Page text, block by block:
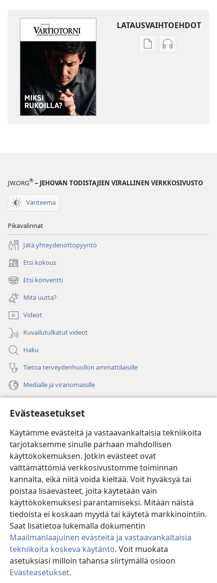
Evästeasetukset
Käytämme evästeitä ja vastaavankaltaisia tekniikoita
tarjotaksemme sinulle parhaan mahdollisen
käyttökokemuksen. Jotkin evästeet ovat
välttämättömiä verkkosivustomme toiminnan
kannalta, eikä niitä voida kieltää. Voit hyväksyä tai
poistaa lisäevästeet, joita käytetään vain
käyttökokemuksesi parantamiseksi. Mitään näistä
tiedoista ei koskaan myydä tai käytetä markkinointiin.
Saat lisätietoa lukemalla dokumentin
Maailmanlaajuinen evästeitä ja vastaavankaltaisia
tekniikoita koskeva käytäntö. Voit muokata
asetuksiasi milloin tahansa siirtymällä osioon
Evästeasetukset.
LATAUSVAIHTOEHDOT
JulkaisujenÄänitteiden
JW.ORG® – JEHOVAN TODISTAJIEN VIRALLINEN VERKKOSIVUSTO
Väriteema
Pikavalinnat
Jätä yhteydenottopyyntö
Etsi kokous
(avaa
uuden
ikkunan)
Etsi konventti
(avaa
uuden
ikkunan)
Mitä uutta?
Videot
Kuvailutulkatut videot
Haku
Tietoa terveydenhuollon ammattilaisille
Medialle ja viranomaisille
(avaa
uuden
ikkunan)Vartiotornin VERKKOKIRJASTO
(avaa
uuden
ikkunan)JW Hub
(avaa
uuden
ikkunan)
®
Watchtower Library
Copyright© 2026 Watch Tower Bible and Tract Society of Pennsylvania.
KÄYTTÖEHDOT|TIETOSUOJAKÄYTÄNTÖ